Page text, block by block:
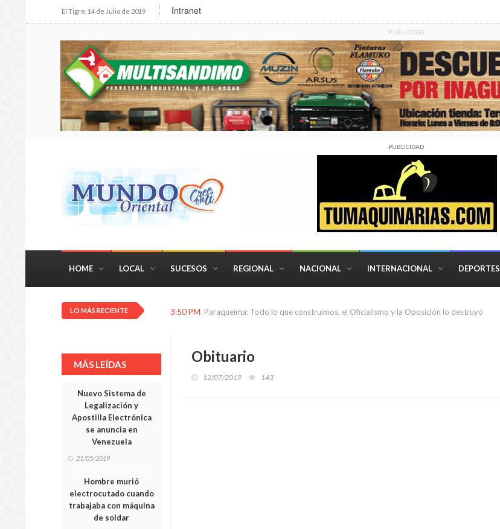
El Tigre, 14 de Julio de 2019 Intranet
PUBLICIDAD
PUBLICIDAD
HOME LOCAL SUCESOS REGIONAL NACIONAL INTERNACIONAL DEPORTES
LO MÁS RECIENTE 3:50 PM Paraqueima: Todo lo que construimos, el Oficialismo y la Oposición lo destruyó
MÁS LEÍDAS
Nuevo Sistema de
Legalización y
Apostilla Electrónica
se anuncia en
Venezuela
21/05/2019
Hombre murió
electrocutado cuando
trabajaba con máquina
de soldar
Obituario
12/07/2019 143